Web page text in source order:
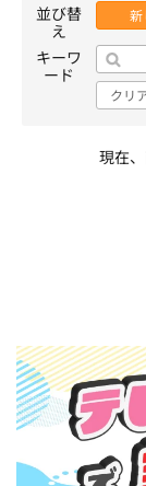
並び替
え
新
キーワ
ード
クリ
現在